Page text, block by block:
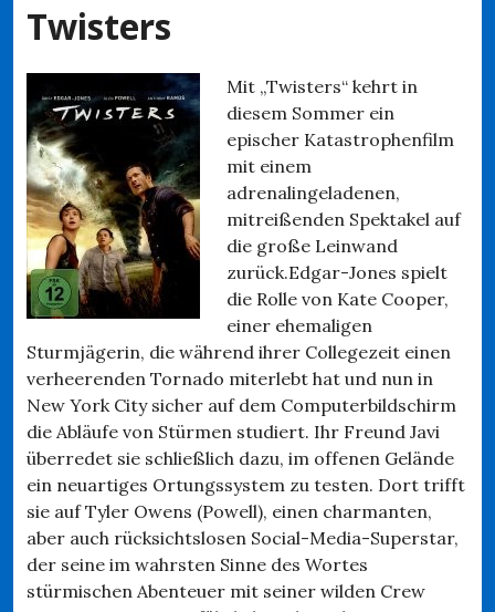
Twisters
Mit „Twisters“ kehrt in
diesem Sommer ein
epischer Katastrophenfilm
mit einem
adrenalingeladenen,
mitreißenden Spektakel auf
die große Leinwand
zurück.Edgar-Jones spielt
die Rolle von Kate Cooper,
einer ehemaligen
Sturmjägerin, die während ihrer Collegezeit einen
verheerenden Tornado miterlebt hat und nun in
New York City sicher auf dem Computerbildschirm
die Abläufe von Stürmen studiert. Ihr Freund Javi
überredet sie schließlich dazu, im offenen Gelände
ein neuartiges Ortungssystem zu testen. Dort trifft
sie auf Tyler Owens (Powell), einen charmanten,
aber auch rücksichtslosen Social-Media-Superstar,
der seine im wahrsten Sinne des Wortes
stürmischen Abenteuer mit seiner wilden Crew